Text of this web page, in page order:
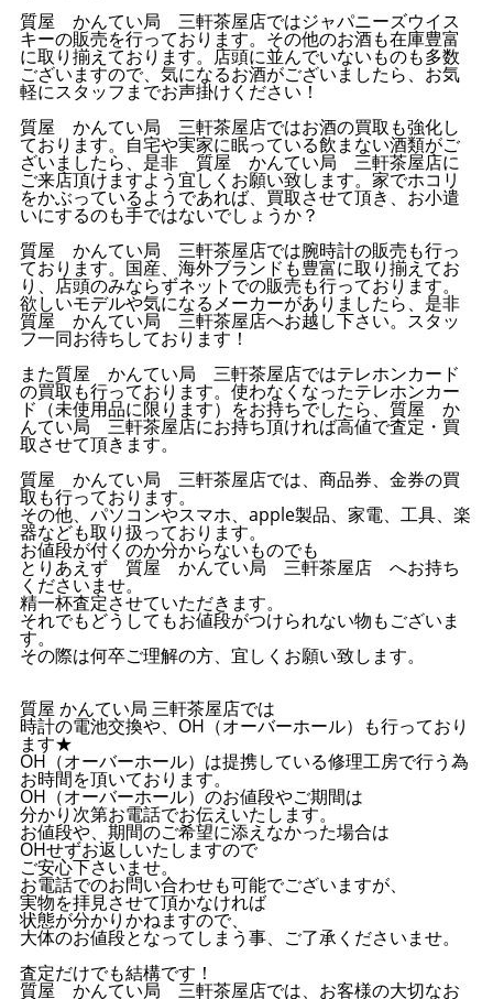
質屋 かんてい局 三軒茶屋店ではジャパニーズウイス
キーの販売を行っております。その他のお酒も在庫豊富
に取り揃えております。店頭に並んでいないものも多数
ございますので、気になるお酒がございましたら、お気
軽にスタッフまでお声掛けください！
質屋 かんてい局 三軒茶屋店ではお酒の買取も強化し
ております。自宅や実家に眠っている飲まない酒類がご
ざいましたら、是非 質屋 かんてい局 三軒茶屋店に
ご来店頂けますよう宜しくお願い致します。家でホコリ
をかぶっているようであれば、買取させて頂き、お小遣
いにするのも手ではないでしょうか？
質屋 かんてい局 三軒茶屋店では腕時計の販売も行っ
ております。国産、海外ブランドも豊富に取り揃えてお
り、店頭のみならずネットでの販売も行っております。
欲しいモデルや気になるメーカーがありましたら、是非
質屋 かんてい局 三軒茶屋店へお越し下さい。スタッ
フ一同お待ちしております！
また質屋 かんてい局 三軒茶屋店ではテレホンカード
の買取も行っております。使わなくなったテレホンカー
ド（未使用品に限ります）をお持ちでしたら、質屋 か
んてい局 三軒茶屋店にお持ち頂ければ高値で査定・買
取させて頂きます。
質屋 かんてい局 三軒茶屋店では、商品券、金券の買
取も行っております。
その他、パソコンやスマホ、apple製品、家電、工具、楽
器なども取り扱っております。
お値段が付くのか分からないものでも
とりあえず 質屋 かんてい局 三軒茶屋店 へお持ち
くださいませ。
精一杯査定させていただきます。
それでもどうしてもお値段がつけられない物もございま
す。
その際は何卒ご理解の方、宜しくお願い致します。
質屋 かんてい局 三軒茶屋店では
時計の電池交換や、OH（オーバーホール）も行っており
ます★
OH（オーバーホール）は提携している修理工房で行う為
お時間を頂いております。
OH（オーバーホール）のお値段やご期間は
分かり次第お電話でお伝えいたします。
お値段や、期間のご希望に添えなかった場合は
OHせずお返しいたしますので
ご安心下さいませ。
お電話でのお問い合わせも可能でございますが、
実物を拝見させて頂かなければ
状態が分かりかねますので、
大体のお値段となってしまう事、ご了承くださいませ。
査定だけでも結構です！
質屋 かんてい局 三軒茶屋店では、お客様の大切なお